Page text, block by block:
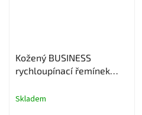
Kožený BUSINESS
rychloupínací řemínek
Skladem